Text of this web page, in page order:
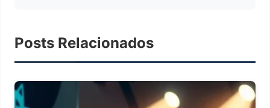
Posts Relacionados